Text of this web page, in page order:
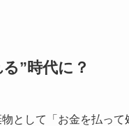
”時代に？
として「お金を払っ